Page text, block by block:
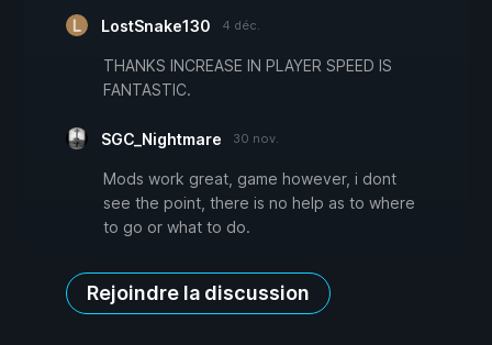
LostSnake130 4 déc.
THANKS INCREASE IN PLAYER SPEED IS
FANTASTIC.
SGC_Nightmare 30 nov.
Mods work great, game however, i dont
see the point, there is no help as to where
to go or what to do.
Rejoindre la discussion